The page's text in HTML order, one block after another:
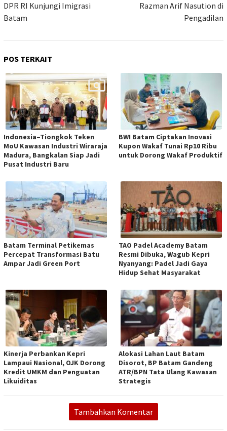
DPR RI Kunjungi Imigrasi
Batam
Razman Arif Nasution di
Pengadilan
POS TERKAIT
Indonesia–Tiongkok Teken
MoU Kawasan Industri Wiraraja
Madura, Bangkalan Siap Jadi
Pusat Industri Baru
BWI Batam Ciptakan Inovasi
Kupon Wakaf Tunai Rp10 Ribu
untuk Dorong Wakaf Produktif
Batam Terminal Petikemas
Percepat Transformasi Batu
Ampar Jadi Green Port
TAO Padel Academy Batam
Resmi Dibuka, Wagub Kepri
Nyanyang: Padel Jadi Gaya
Hidup Sehat Masyarakat
Kinerja Perbankan Kepri
Lampaui Nasional, OJK Dorong
Kredit UMKM dan Penguatan
Likuiditas
Alokasi Lahan Laut Batam
Disorot, BP Batam Gandeng
ATR/BPN Tata Ulang Kawasan
Strategis
Tambahkan Komentar